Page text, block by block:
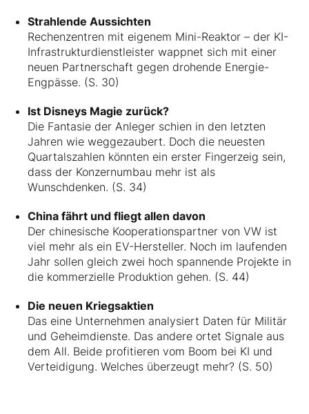
Strahlende Aussichten
Rechenzentren mit eigenem Mini-Reaktor – der KI-
Infrastrukturdienstleister wappnet sich mit einer
neuen Partnerschaft gegen drohende Energie-
Engpässe. (S. 30)
Ist Disneys Magie zurück?
Die Fantasie der Anleger schien in den letzten
Jahren wie weggezaubert. Doch die neuesten
Quartalszahlen könnten ein erster Fingerzeig sein,
dass der Konzernumbau mehr ist als
Wunschdenken. (S. 34)
China fährt und fliegt allen davon
Der chinesische Kooperationspartner von VW ist
viel mehr als ein EV-Hersteller. Noch im laufenden
Jahr sollen gleich zwei hoch spannende Projekte in
die kommerzielle Produktion gehen. (S. 44)
Die neuen Kriegsaktien
Das eine Unternehmen analysiert Daten für Militär
und Geheimdienste. Das andere ortet Signale aus
dem All. Beide profitieren vom Boom bei KI und
Verteidigung. Welches überzeugt mehr? (S. 50)